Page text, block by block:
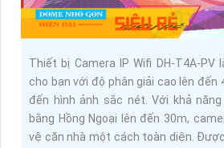
Thiết bị Camera IP Wifi DH-T4A-PV
cho bạn với độ phân giải cao lên đến
đến hình ảnh sắc nét. Với khả
bằng Hồng Ngoại lên đến 30m,
vệ căn nhà một cách toàn diện.